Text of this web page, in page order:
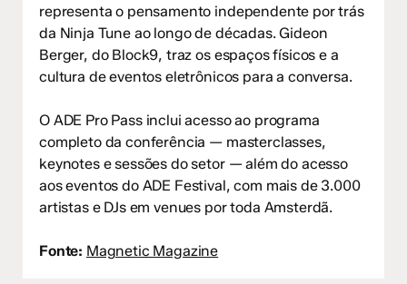
representa o pensamento independente por trás
da Ninja Tune ao longo de décadas. Gideon
Berger, do Block9, traz os espaços físicos e a
cultura de eventos eletrônicos para a conversa.
O ADE Pro Pass inclui acesso ao programa
completo da conferência — masterclasses,
keynotes e sessões do setor — além do acesso
aos eventos do ADE Festival, com mais de 3.000
artistas e DJs em venues por toda Amsterdã.
Fonte: Magnetic Magazine